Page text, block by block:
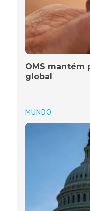
OMS mantém
global
MUNDO